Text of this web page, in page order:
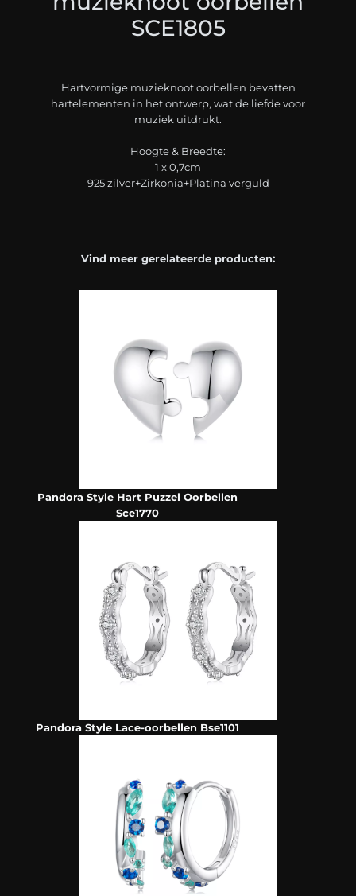
SCE1805
Hartvormige muzieknoot oorbellen bevatten
hartelementen in het ontwerp, wat de liefde voor
muziek uitdrukt.
Hoogte & Breedte:
1 x 0,7cm
925 zilver+Zirkonia+Platina verguld
Vind meer gerelateerde producten:
Pandora Style Hart Puzzel Oorbellen
Sce1770
Pandora Style Lace-oorbellen Bse1101